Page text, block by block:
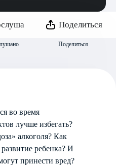
Поделиться
Поделиться
во время
лучше избегать?
алкоголя? Как
ребенка? И
принести вред?